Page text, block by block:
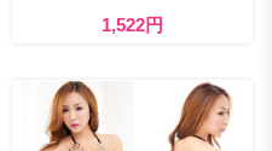
1,522円